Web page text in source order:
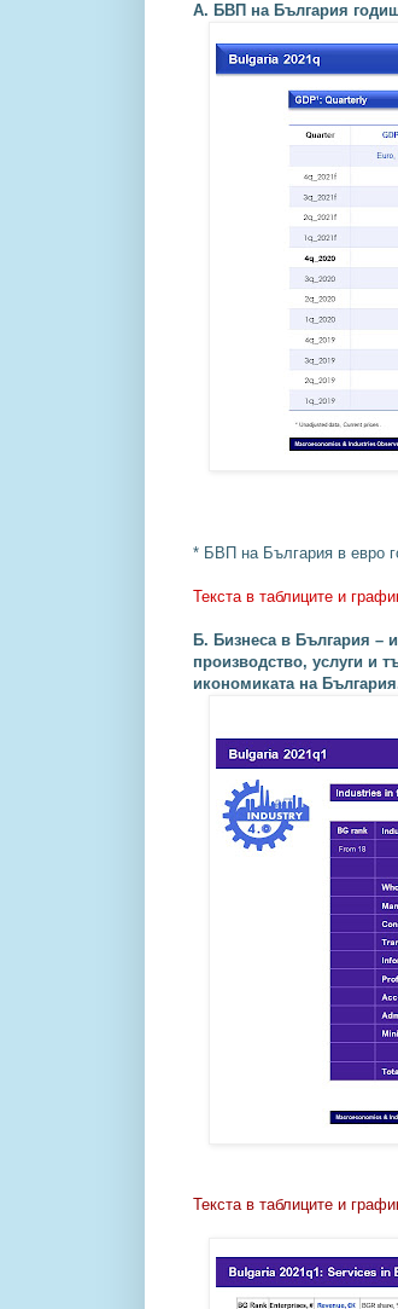
А. БВП на България
* БВП на България в евро
Текста в таблиците и
Б. Бизнеса в България –
производство, услуги и
икономиката на
Текста в таблиците и